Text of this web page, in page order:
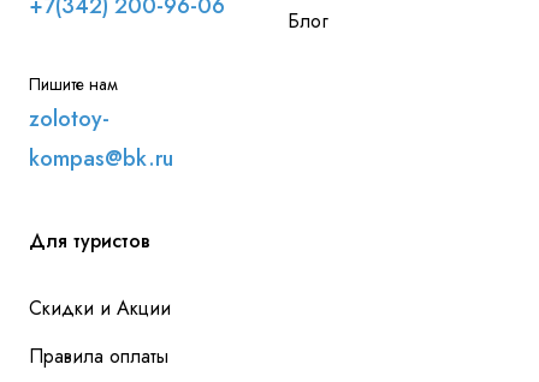
Пишите нам
zolotoy-
kompas@bk.ru
Блог
Для туристов
Скидки и Акции
Правила оплаты